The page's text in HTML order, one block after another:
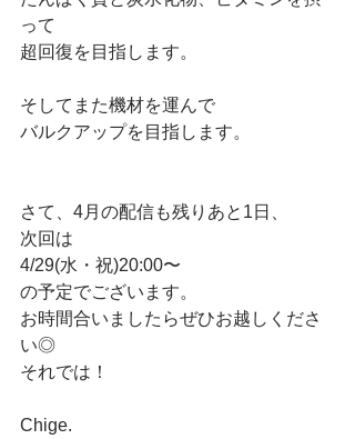
って
超回復を目指します。
そしてまた機材を運んで
バルクアップを目指します。
さて、4月の配信も残りあと1日、
次回は
4/29(水・祝)20:00〜
の予定でございます。
お時間合いましたらぜひお越しくださ
い◎
それでは！
Chige.